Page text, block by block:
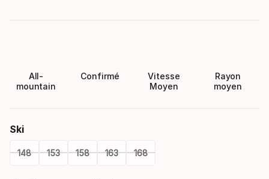
All-
mountain
Confirmé
Vitesse
Moyen
Rayon
moyen
Ski
148 153 158 163 168